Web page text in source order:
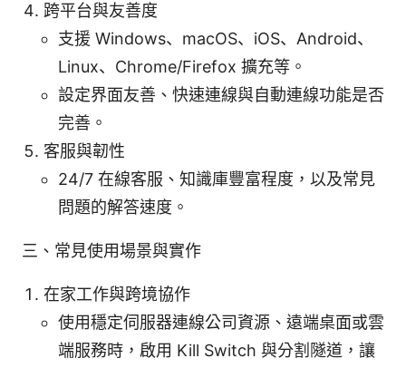
跨平台與友善度
支援 Windows、macOS、iOS、Android、
Linux、Chrome/Firefox 擴充等。
設定界面友善、快速連線與自動連線功能是否
完善。
客服與韌性
24/7 在線客服、知識庫豐富程度，以及常見
問題的解答速度。
三、常見使用場景與實作
在家工作與跨境協作
使用穩定伺服器連線公司資源、遠端桌面或雲
端服務時，啟用 Kill Switch 與分割隧道，讓